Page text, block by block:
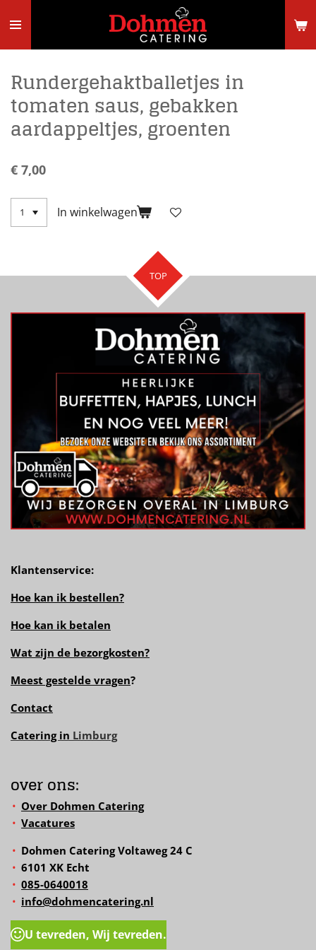
direct
Rundergehaktballetjes in
tomaten saus, gebakken
aardappeltjes, groenten
€ 7,00
In winkelwagen
TOP
Klantenservice:
Hoe kan ik bestellen?
Hoe kan ik betalen
Wat zijn de bezorgkosten?
Meest gestelde vragen?
Contact
Catering in Limburg
over ons:
Over Dohmen Catering
Vacatures
Dohmen Catering Voltaweg 24 C
6101 XK Echt
085-0640018
info@dohmencatering.nl
U tevreden, Wij tevreden.